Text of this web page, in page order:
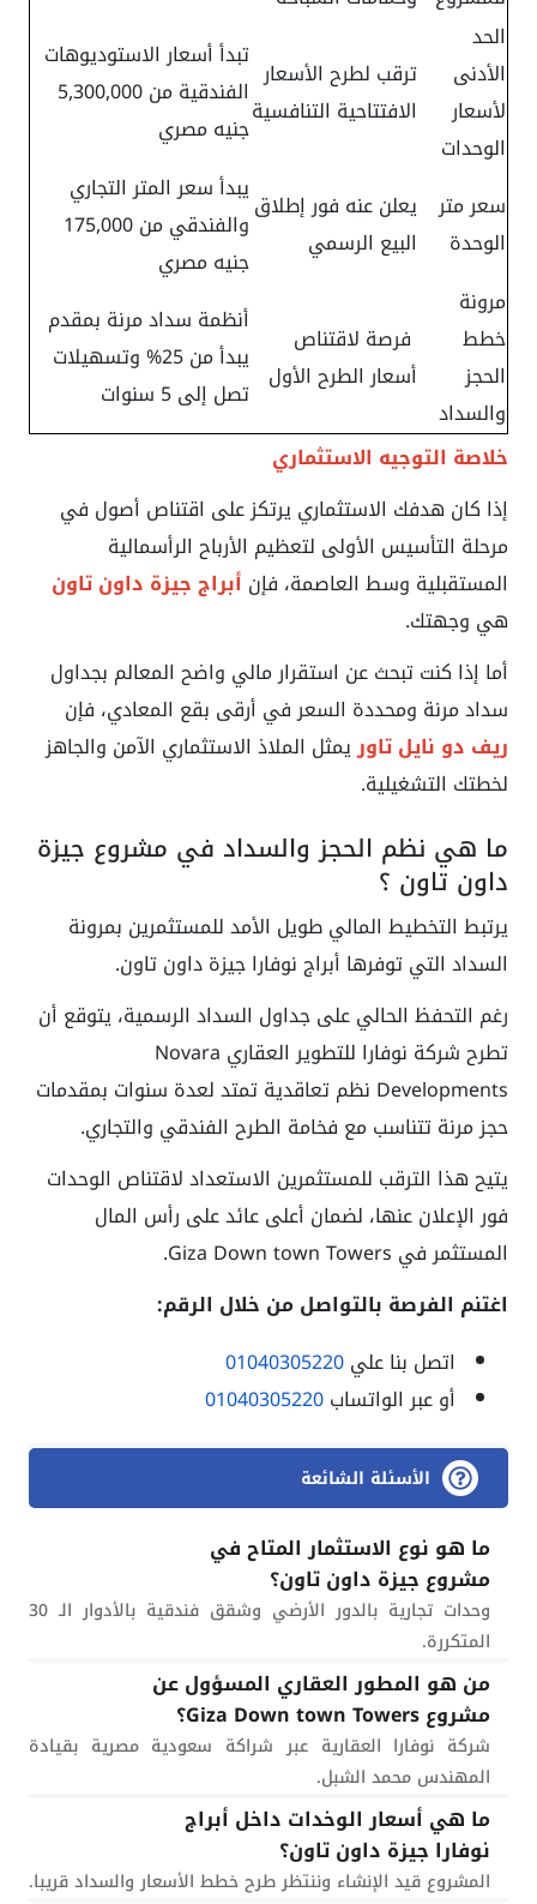
الحد
الأدنى
لأسعار
الوحدات
ترقب لطرح الأسعار
الافتتاحية التنافسية
تبدأ أسعار الاستوديوهات
الفندقية من 5,300,000
جنيه مصري
سعر متر
الوحدة
يعلن عنه فور إطلاق
البيع الرسمي
يبدأ سعر المتر التجاري
والفندقي من 175,000
جنيه مصري
مرونة
خطط
الحجز
والسداد
فرصة لاقتناص
أسعار الطرح الأول
أنظمة سداد مرنة بمقدم
يبدأ من 25% وتسهيلات
تصل إلى 5 سنوات
خلاصة التوجيه الاستثماري
إذا كان هدفك الاستثماري يرتكز على اقتناص أصول في
مرحلة التأسيس الأولى لتعظيم الأرباح الرأسمالية
المستقبلية وسط العاصمة، فإن أبراج جيزة داون تاون
هي وجهتك.
أما إذا كنت تبحث عن استقرار مالي واضح المعالم بجداول
سداد مرنة ومحددة السعر في أرقى بقع المعادي، فإن
ريف دو نايل تاوريمثل الملاذ الاستثماري الآمن والجاهز
لخطتك التشغيلية.
ما هي نظم الحجز والسداد في مشروع جيزة
داون تاون ؟
يرتبط التخطيط المالي طويل الأمد للمستثمرين بمرونة
السداد التي توفرها أبراج نوفارا جيزة داون تاون.
رغم التحفظ الحالي على جداول السداد الرسمية، يتوقع أن
تطرح شركة نوفارا للتطوير العقاري Novara
Developments نظم تعاقدية تمتد لعدة سنوات بمقدمات
حجز مرنة تتناسب مع فخامة الطرح الفندقي والتجاري.
يتيح هذا الترقب للمستثمرين الاستعداد لاقتناص الوحدات
فور الإعلان عنها، لضمان أعلى عائد على رأس المال
المستثمر في Giza Down town Towers.
اغتنم الفرصة بالتواصل من خلال الرقم:
اتصل بنا علي01040305220
أو عبر الواتساب01040305220
الأسئلة الشائعة
ما هو نوع الاستثمار المتاح في
مشروع جيزة داون تاون؟
وحدات تجارية بالدور الأرضي وشقق فندقية بالأدوار الـ 30
المتكررة.
من هو المطور العقاري المسؤول عن
مشروع Giza Down town Towers؟
شركة نوفارا العقارية عبر شراكة سعودية مصرية بقيادة
المهندس محمد الشبل.
ما هي أسعار الوخدات داخل أبراج
نوفارا جيزة داون تاون؟
المشروع قيد الإنشاء وننتظر طرح خطط الأسعار والسداد قريبا.